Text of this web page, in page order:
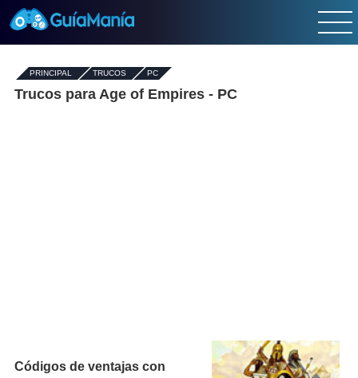
PRINCIPAL - TRUCOS- PC
Trucos para Age of Empires - PC
Códigos de ventajas con